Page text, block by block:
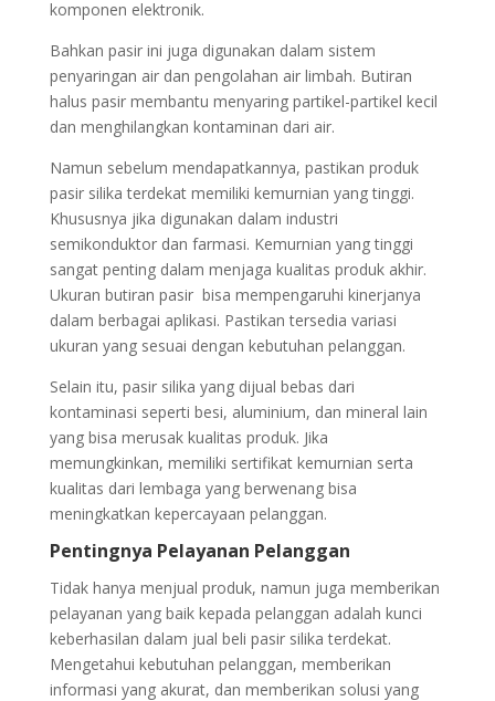
komponen elektronik.
Bahkan pasir ini juga digunakan dalam sistem
penyaringan air dan pengolahan air limbah. Butiran
halus pasir membantu menyaring partikel-partikel kecil
dan menghilangkan kontaminan dari air.
Namun sebelum mendapatkannya, pastikan produk
pasir silika terdekat memiliki kemurnian yang tinggi.
Khususnya jika digunakan dalam industri
semikonduktor dan farmasi. Kemurnian yang tinggi
sangat penting dalam menjaga kualitas produk akhir.
Ukuran butiran pasir bisa mempengaruhi kinerjanya
dalam berbagai aplikasi. Pastikan tersedia variasi
ukuran yang sesuai dengan kebutuhan pelanggan.
Selain itu, pasir silika yang dijual bebas dari
kontaminasi seperti besi, aluminium, dan mineral lain
yang bisa merusak kualitas produk. Jika
memungkinkan, memiliki sertifikat kemurnian serta
kualitas dari lembaga yang berwenang bisa
meningkatkan kepercayaan pelanggan.
Pentingnya Pelayanan Pelanggan
Tidak hanya menjual produk, namun juga memberikan
pelayanan yang baik kepada pelanggan adalah kunci
keberhasilan dalam jual beli pasir silika terdekat.
Mengetahui kebutuhan pelanggan, memberikan
informasi yang akurat, dan memberikan solusi yang